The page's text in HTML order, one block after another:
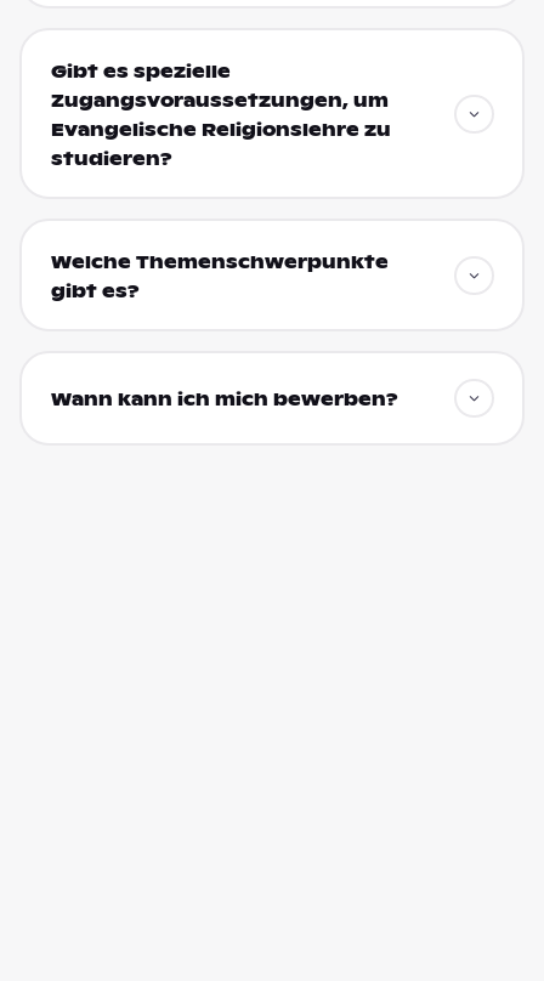
Gibt es spezielle
Zugangsvoraussetzungen, um
Evangelische Religionslehre zu
studieren?
Welche Themenschwerpunkte
gibt es?
Wann kann ich mich bewerben?